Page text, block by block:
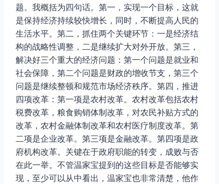
题。我概括为四句话。第一，实现一个目标，这就
是保持经济持续较快增长，同时，不断提高人民的
生活水平。第二，抓住两个关键环节：一是经济结
构的战略性调整，二是继续扩大对外开放。第三，
解决好三个重大的经济问题：第一个问题是就业和
社会保障，第二个问题是财政的增收节支，第三个
问题是继续整顿和规范市场经济秩序。第四，推进
四项改革：第一项是农村改革。农村改革包括农村
税费改革，粮食购销体制改革，对农民补贴方式的
改革，农村金融体制改革和农村医疗制度改革。第
二项是企业改革。第三项是金融改革。第四项是政
府机构改革。关键在于政府职能的转变，成败与否
在此一举。不管温家宝提到的这些目标是否能够实
现，至少可以从中看出，温家宝也非常清楚，他作